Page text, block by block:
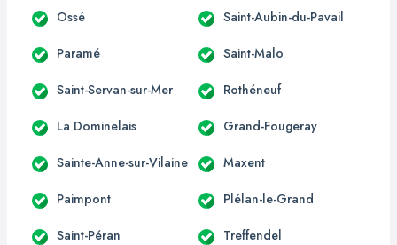
Ossé Saint-Aubin-du-Pavail
Paramé Saint-Malo
Saint-Servan-sur-Mer Rothéneuf
La Dominelais Grand-Fougeray
Sainte-Anne-sur-Vilaine Maxent
Paimpont Plélan-le-Grand
Saint-Péran Treffendel